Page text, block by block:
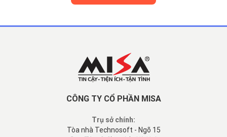
CÔNG TY CỔ PHẦN MISA
Trụ sở chính:
Tòa nhà Technosoft - Ngõ 15